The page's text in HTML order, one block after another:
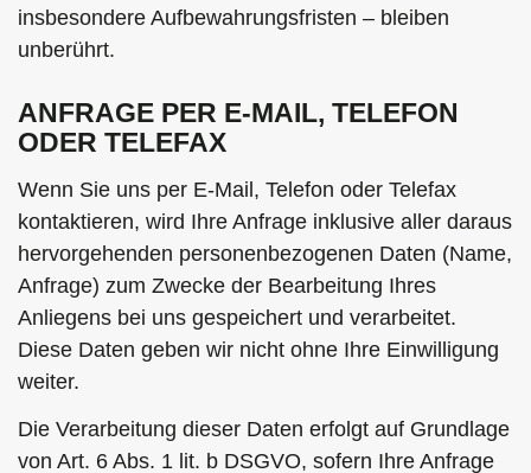
insbesondere Aufbewahrungsfristen – bleiben
unberührt.
ANFRAGE PER E-MAIL, TELEFON
ODER TELEFAX
Wenn Sie uns per E-Mail, Telefon oder Telefax
kontaktieren, wird Ihre Anfrage inklusive aller daraus
hervorgehenden personenbezogenen Daten (Name,
Anfrage) zum Zwecke der Bearbeitung Ihres
Anliegens bei uns gespeichert und verarbeitet.
Diese Daten geben wir nicht ohne Ihre Einwilligung
weiter.
Die Verarbeitung dieser Daten erfolgt auf Grundlage
von Art. 6 Abs. 1 lit. b DSGVO, sofern Ihre Anfrage